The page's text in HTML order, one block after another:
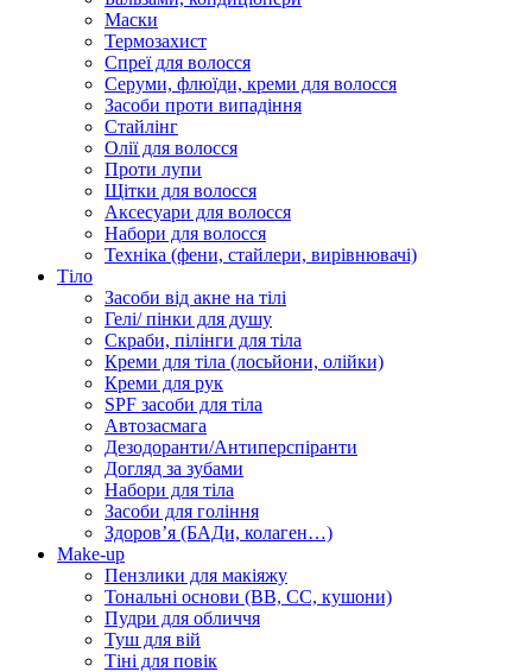
Маски
Термозахист
Спреї для волосся
Серуми, флюїди, креми для волосся
Засоби проти випадіння
Стайлінг
Олії для волосся
Проти лупи
Щітки для волосся
Аксесуари для волосся
Набори для волосся
Техніка (фени, стайлери, вирівнювачі)
Тіло
Засоби від акне на тілі
Гелі/ пінки для душу
Скраби, пілінги для тіла
Креми для тіла (лосьйони, олійки)
Креми для рук
SPF засоби для тіла
Автозасмага
Дезодоранти/Антиперспіранти
Догляд за зубами
Набори для тіла
Засоби для гоління
Здоровʼя (БАДи, колаген…)
Make-up
Пензлики для макіяжу
Тональні основи (BB, CC, кушони)
Пудри для обличчя
Туш для вій
Тіні для повік